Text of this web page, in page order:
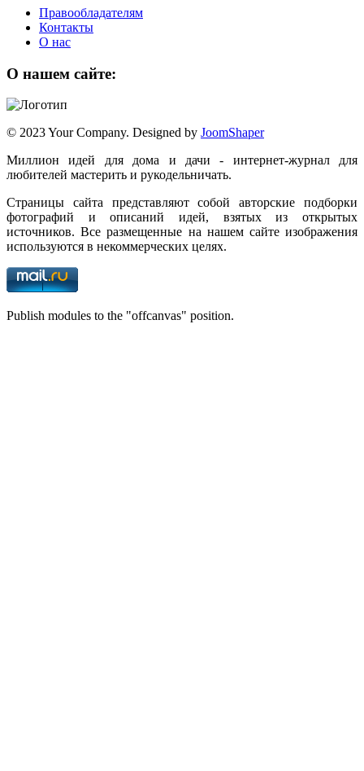
Правообладателям
Контакты
О нас
О нашем сайте:
© 2023 Your Company. Designed by JoomShaper
Миллион идей для дома и дачи - интернет-журнал для
любителей мастерить и рукодельничать.
Страницы сайта представляют собой авторские подборки
фотографий и описаний идей, взятых из открытых
источников. Все размещенные на нашем сайте изображения
используются в некоммерческих целях.
Publish modules to the "offcanvas" position.